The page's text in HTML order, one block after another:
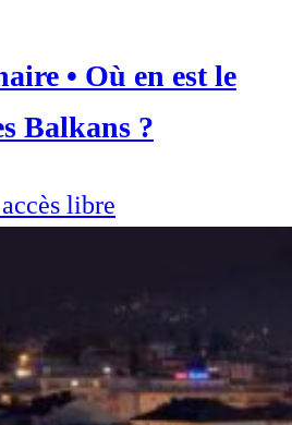
• Où en est le
Balkans ?
libre